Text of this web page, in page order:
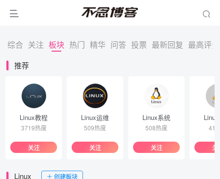
综合 关注 板块 热门 精华 问答 投票 最新回复 最高评分
推荐
Linux教程
3719热度
关注
Linux运维
509热度
关注
Linux系统
508热度
关注
41
关
Linux 创建板块